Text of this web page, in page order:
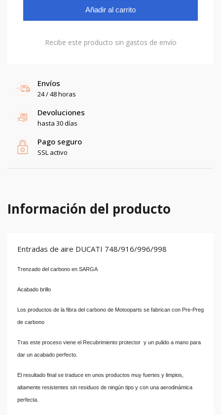
Añadir al carrito
Recibe este producto sin gastos de envío
Envíos
24 / 48 horas
Devoluciones
hasta 30 días
Pago seguro
SSL activo
Información del producto
Entradas de aire DUCATI 748/916/996/998
Trenzado del carbono en SARGA
Acabado brillo
Los productos de la fibra del carbono de Motooparts se fabrican con Pre-Preg
de carbono
Tras este proceso viene el Recubrimiento protector y un pulido a mano para
dar un acabado perfecto.
El resultado final se traduce en unos productos muy fuertes y limpios,
altamente resistentes sin residuos de ningún tipo y con una aerodinámica
perfecta.